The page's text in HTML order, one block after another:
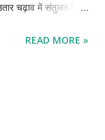
चढ़ाव में संतुलन किस
- कीर्ति चंद चंद वंश
READ MORE »